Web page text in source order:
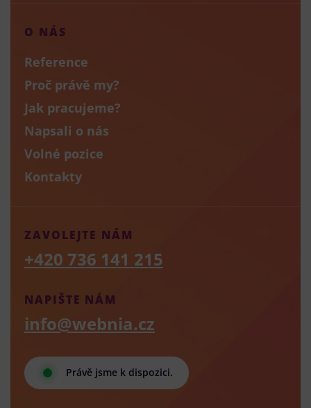
O NÁS
Reference
Proč právě my?
Jak pracujeme?
Napsali o nás
Volné pozice
Kontakty
Právě jsme k dispozici.
NAPIŠTE NÁM
info@webnia.cz
ZAVOLEJTE NÁM
+420 736 141 215